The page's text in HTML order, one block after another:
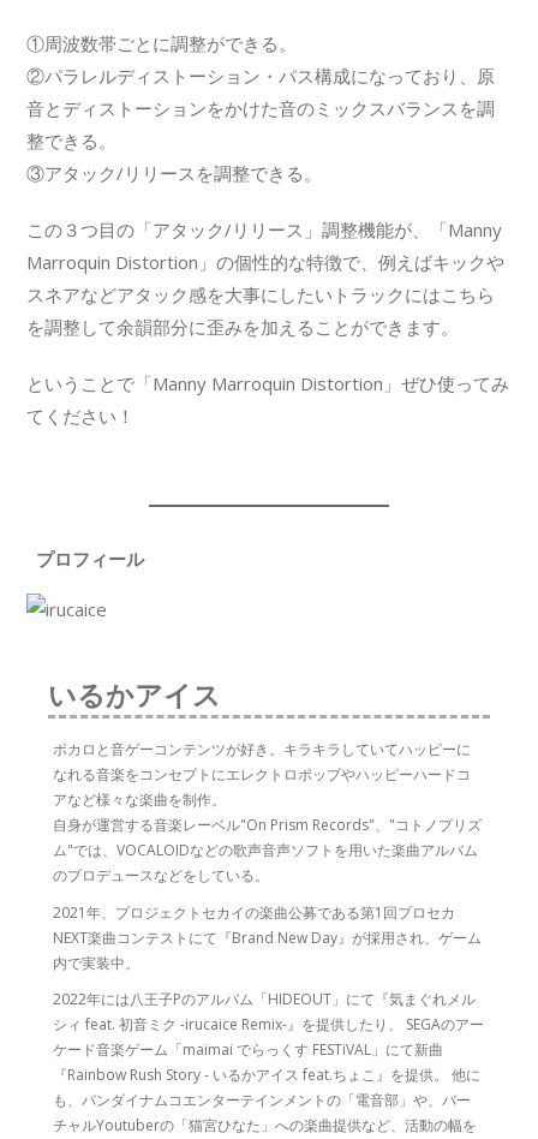
①周波数帯ごとに調整ができる。
②パラレルディストーション・パス構成になっており、原
音とディストーションをかけた音のミックスバランスを調
整できる。
③アタック/リリースを調整できる。
この３つ目の「アタック/リリース」調整機能が、「Manny
Marroquin Distortion」の個性的な特徴で、例えばキックや
スネアなどアタック感を大事にしたいトラックにはこちら
を調整して余韻部分に歪みを加えることができます。
ということで「Manny Marroquin Distortion」ぜひ使ってみ
てください！
プロフィール
いるかアイス
ボカロと音ゲーコンテンツが好き。キラキラしていてハッピーに
なれる音楽をコンセプトにエレクトロポップやハッピーハードコ
アなど様々な楽曲を制作。
自身が運営する音楽レーベル"On Prism Records"、"コトノプリズ
ム"では、VOCALOIDなどの歌声音声ソフトを用いた楽曲アルバム
のプロデュースなどをしている。
2021年、プロジェクトセカイの楽曲公募である第1回プロセカ
NEXT楽曲コンテストにて『Brand New Day』が採用され、ゲーム
内で実装中。
2022年には八王子Pのアルバム「HIDEOUT」にて『気まぐれメル
シィ feat. 初音ミク -irucaice Remix-』を提供したり、 SEGAのアー
ケード音楽ゲーム「maimai でらっくす FESTiVAL」にて新曲
『Rainbow Rush Story - いるかアイス feat.ちょこ』を提供。 他に
も、バンダイナムコエンターテインメントの「電音部」や、バー
チャルYoutuberの「猫宮ひなた」への楽曲提供など、活動の幅を